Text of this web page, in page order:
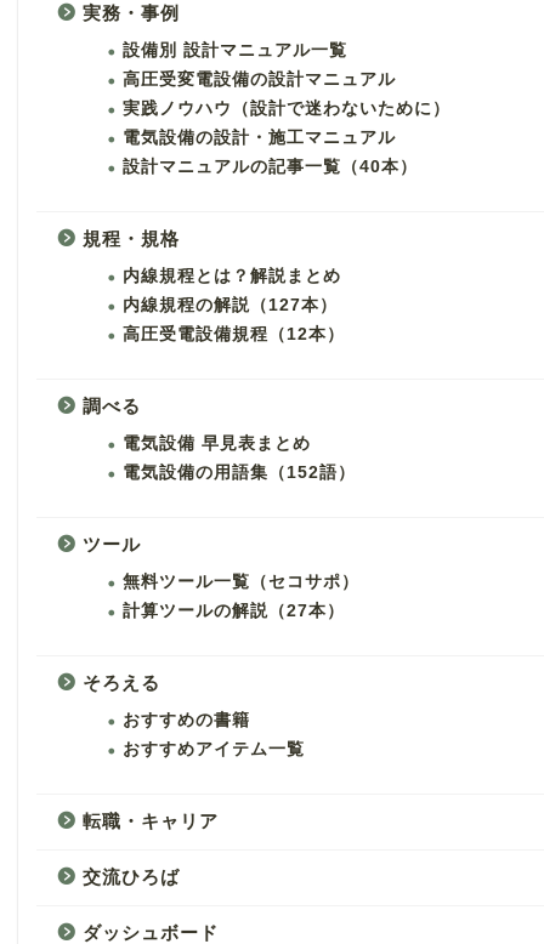
実務・事例
設備別 設計マニュアル一覧
高圧受変電設備の設計マニュアル
実践ノウハウ（設計で迷わないために）
電気設備の設計・施工マニュアル
設計マニュアルの記事一覧（40本）
規程・規格
内線規程とは？解説まとめ
内線規程の解説（127本）
高圧受電設備規程（12本）
調べる
電気設備 早見表まとめ
電気設備の用語集（152語）
ツール
無料ツール一覧（セコサポ）
計算ツールの解説（27本）
そろえる
おすすめの書籍
おすすめアイテム一覧
転職・キャリア
交流ひろば
ダッシュボード